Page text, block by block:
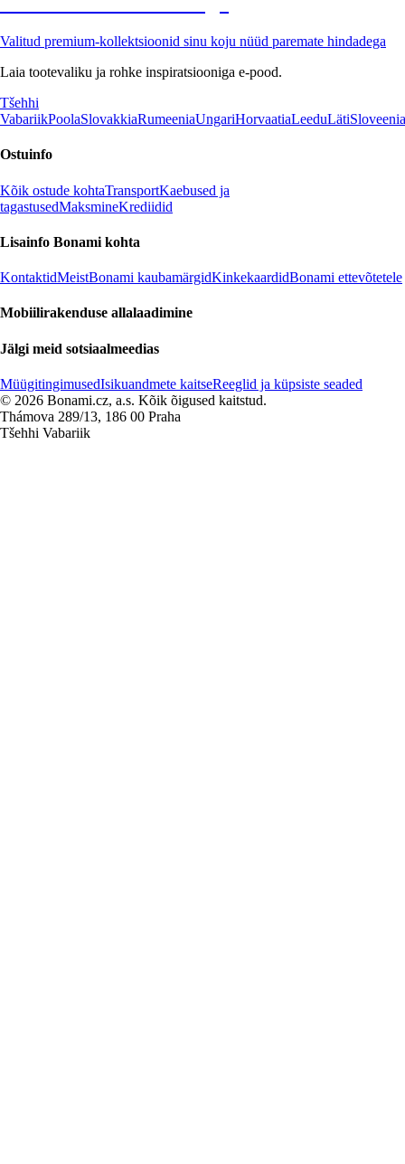
Valitud premium-kollektsioonid sinu koju nüüd paremate hindadega
Laia tootevaliku ja rohke inspiratsiooniga e-pood.
Tšehhi
VabariikPoolaSlovakkiaRumeeniaUngariHorvaatiaLeeduLätiSloveenia
Ostuinfo
Kõik ostude kohtaTransportKaebused ja
tagastusedMaksmineKrediidid
Lisainfo Bonami kohta
KontaktidMeistBonami kaubamärgidKinkekaardidBonami ettevõtetele
Mobiilirakenduse allalaadimine
Jälgi meid sotsiaalmeedias
MüügitingimusedIsikuandmete kaitseReeglid ja küpsiste seaded
© 2026 Bonami.cz, a.s. Kõik õigused kaitstud.
Thámova 289/13, 186 00 Praha
Tšehhi Vabariik